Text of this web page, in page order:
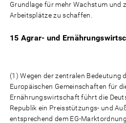
Grundlage für mehr Wachstum und
Arbeitsplätze zu schaffen.
15 Agrar- und
(1) Wegen der zentralen Bedeutung
Europäischen Gemeinschaften für
Ernährungswirtschaft führt die
Republik ein Preisstützungs- und
entsprechend dem EG-